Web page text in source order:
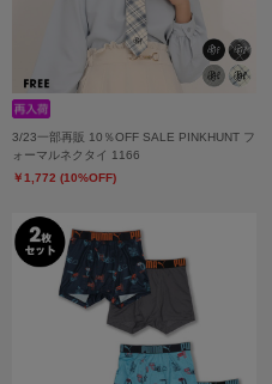
3/23一部再販 10％OFF SALE PINKHUNT フ
ォーマルネクタイ 1166
￥1,772 (10%OFF)